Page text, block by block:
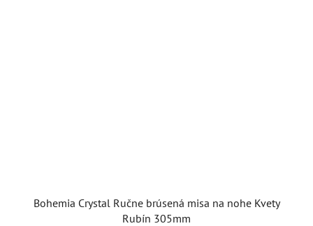
Bohemia Crystal Ručne brúsená misa na nohe Kvety
Rubín 305mm